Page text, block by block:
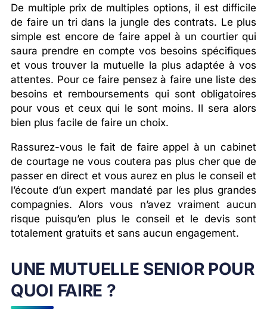
De multiple prix de multiples options, il est difficile
de faire un tri dans la jungle des contrats. Le plus
simple est encore de faire appel à un courtier qui
saura prendre en compte vos besoins spécifiques
et vous trouver la mutuelle la plus adaptée à vos
attentes. Pour ce faire pensez à faire une liste des
besoins et remboursements qui sont obligatoires
pour vous et ceux qui le sont moins. Il sera alors
bien plus facile de faire un choix.
Rassurez-vous le fait de faire appel à un cabinet
de courtage ne vous coutera pas plus cher que de
passer en direct et vous aurez en plus le conseil et
l’écoute d’un expert mandaté par les plus grandes
compagnies. Alors vous n’avez vraiment aucun
risque puisqu’en plus le conseil et le devis sont
totalement gratuits et sans aucun engagement.
UNE MUTUELLE SENIOR POUR
QUOI FAIRE ?